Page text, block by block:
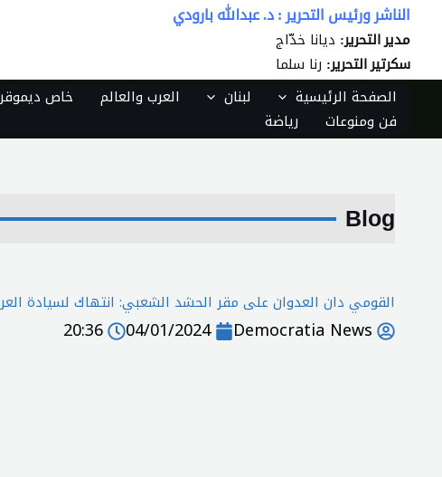
تخطي
المحتوى
الناشر ورئيس التحرير : د. عبدالله بارودي
مدير التحرير: ديانا خدّاج
سكرتير التحرير: رنا سلما
الصفحة الرئيسية لبنان العرب والعالم خاص
فن ومنوعات
رياضة
Blog
القومي دان العدوان على مقر الحشد الشعبي: انتهاك لسيادة
Democratia News
04/01/2024
20:36